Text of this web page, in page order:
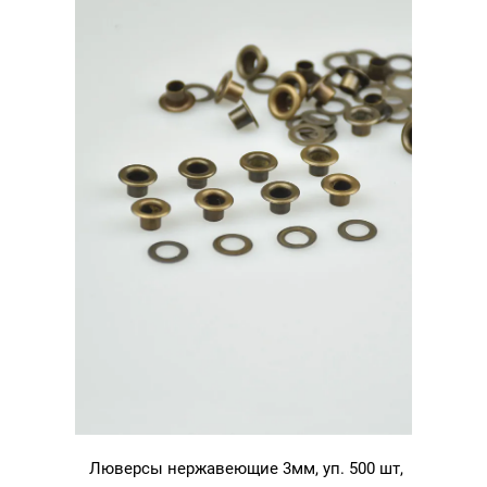
Люверсы нержавеющие 3мм, уп. 500 шт,